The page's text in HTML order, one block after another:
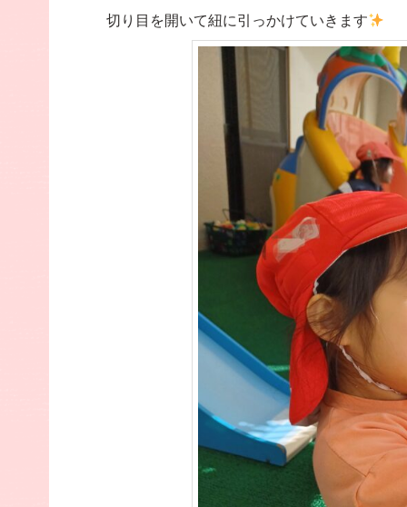
切り目を開いて紐に引っかけていきます